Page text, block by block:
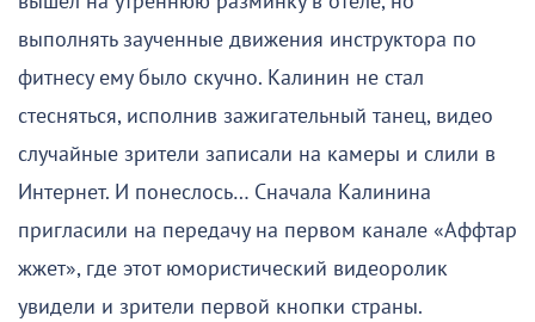
выполнять заученные движения инструктора по
фитнесу ему было скучно. Калинин не стал
стесняться, исполнив зажигательный танец, видео
случайные зрители записали на камеры и слили в
Интернет. И понеслось… Сначала Калинина
пригласили на передачу на первом канале «Аффтар
жжет», где этот юмористический видеоролик
увидели и зрители первой кнопки страны.